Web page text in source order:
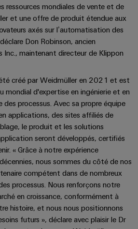
Weidmüller
Configurator
Ingénierie
d'un niveau
supérieur -
Weidmüller
Configurator
Ingénierie
numérique
supérieur -
intuitive,
simple,
rapide
ressources mondiales de vente et de
et une offre de produit étendue aux
axés sur l’automatisation des
Don Robinson, ancien
Inc., maintenant directeur de Klippon
créé par Weidmüller en 2021 et est
mondial d'expertise en ingénierie et en
des processus. Avec sa propre équipe
applications, des sites affiliés de
le produit et les solutions
seront développés, certifiés
« Grâce à notre expérience
nous sommes du côté de nos
compétent dans de nombreux
processus. Nous renforçons notre
en croissance, conformément à
histoire, et nous nous positionnons
futurs », déclare avec plaisir le Dr